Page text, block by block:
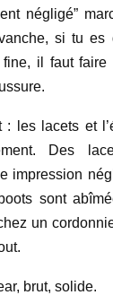
négligé”
si tu
il faut
: les lacets et
Des
impression
sont
un
brut, solide.